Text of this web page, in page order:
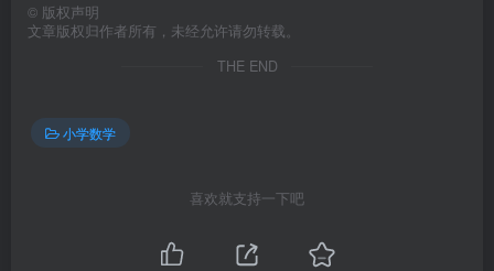
© 版权声明
文章版权归作者所有，未经允许请勿转载。
THE END
小学数学
喜欢就支持一下吧